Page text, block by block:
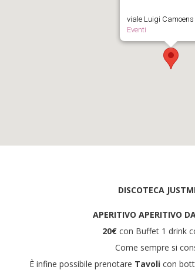
viale Luigi
Eventi
DISCOTECA
APERITIVO APERITIVO
20€ con Buffet 1 drink
Come sempre si
È infine possibile prenotare Tavoli con